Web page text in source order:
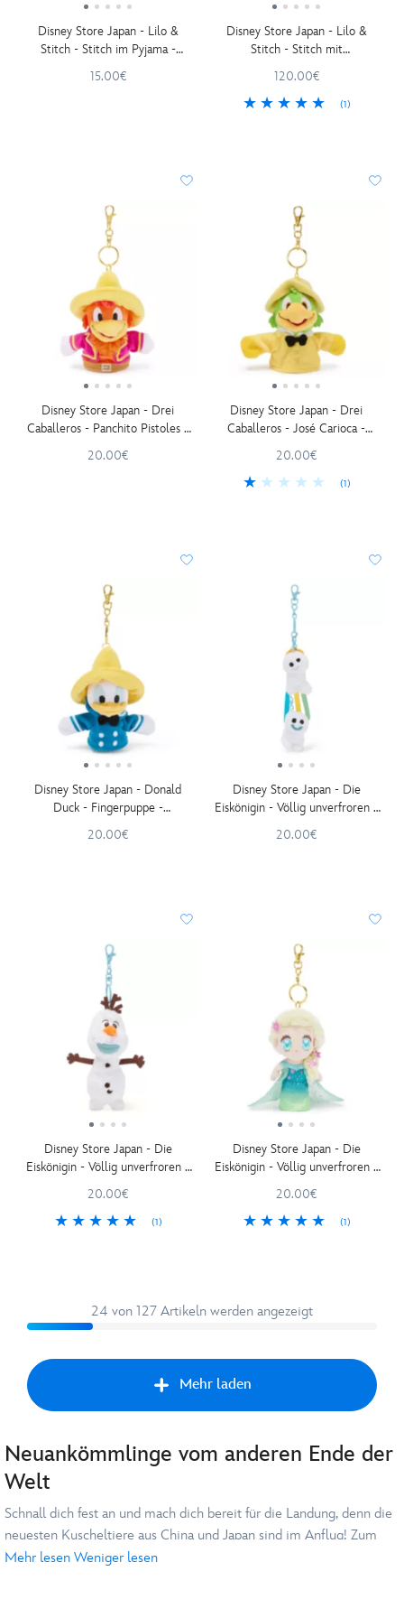
Disney Store Japan - Lilo &
Stitch - Stitch im Pyjama -
Kuscheltier - 13 cm
15.00€
Disney Store Japan - Lilo &
Stitch - Stitch mit
Kuscheltier - 81 cm
120.00€
(1)
Disney Store Japan - Drei
Caballeros - Panchito Pistoles -
Schlüsselanhänger - 15 cm
20.00€
Disney Store Japan - Drei
Caballeros - José Carioca -
Schlüsselanhänger - 15 cm
20.00€
(1)
Disney Store Japan - Donald
Duck - Fingerpuppe -
15 cm
20.00€
Disney Store Japan - Die
Eiskönigin - Völlig unverfroren -
Schlüsselanhänger - 15 cm
20.00€
Disney Store Japan - Die
Eiskönigin - Völlig unverfroren -
Schlüsselanhänger - 15 cm
20.00€
(1)
Disney Store Japan - Die
Eiskönigin - Völlig unverfroren -
Schlüsselanhänger - 15 cm
20.00€
(1)
24 von 127 Artikeln werden angezeigt
Mehr laden
Neuankömmlinge vom anderen Ende der
Welt
Schnall dich fest an und mach dich bereit für die Landung, denn die
neuesten Kuscheltiere aus China und Japan sind im Anflug! Zum
allerersten Mal auch im Disney Store Deutschland entdeckst du
Mehr lesen Weniger lesen